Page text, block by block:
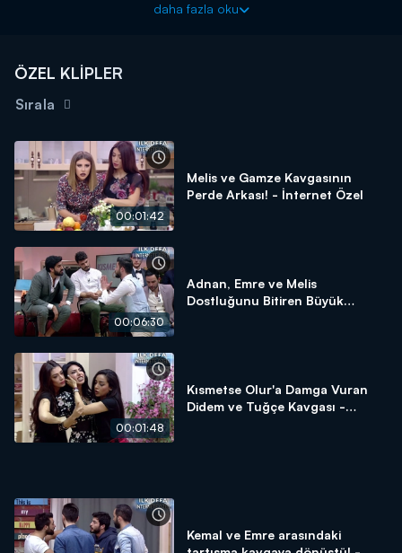
daha fazla oku
ÖZEL KLİPLER
Sırala
00:01:42
Melis ve Gamze Kavgasının
Perde Arkası! - İnternet Özel
00:06:30
Adnan, Emre ve Melis
Dostluğunu Bitiren Büyük
00:01:48
Kısmetse Olur'a Damga Vuran
Didem ve Tuğçe Kavgası -
Kemal ve Emre arasındaki